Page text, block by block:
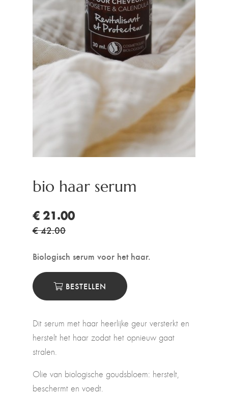
bio haar serum
€ 21.00
€ 42.00
Biologisch serum voor het haar.
BESTELLEN
Dit serum met haar heerlijke geur versterkt en
herstelt het haar zodat het opnieuw gaat
stralen.
Olie van biologische goudsbloem: herstelt,
beschermt en voedt.